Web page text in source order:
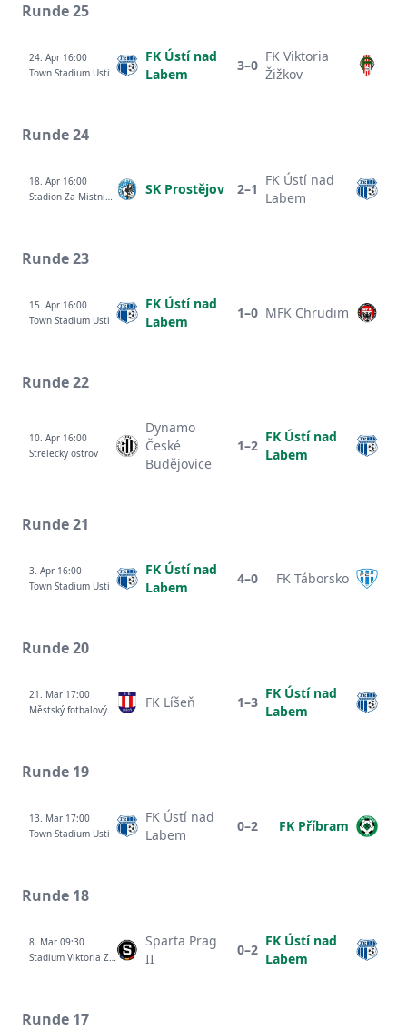
Runde 25
24. Apr 16:00
Town Stadium Usti
FK Ústí nad
Labem
3–0
FK Viktoria
Žižkov
Runde 24
18. Apr 16:00
Stadion Za Mistnim nadrazim
SK Prostějov 2–1
FK Ústí nad
Labem
Runde 23
15. Apr 16:00
Town Stadium Usti
FK Ústí nad
Labem
1–0 MFK Chrudim
Runde 22
10. Apr 16:00
Strelecky ostrov
Dynamo
České
Budějovice
1–2
FK Ústí nad
Labem
Runde 21
3. Apr 16:00
Town Stadium Usti
FK Ústí nad
Labem
4–0 FK Táborsko
Runde 20
21. Mar 17:00
Městský fotbalový stadion Srbská
FK Líšeň 1–3
FK Ústí nad
Labem
Runde 19
13. Mar 17:00
Town Stadium Usti
FK Ústí nad
Labem
0–2 FK Příbram
Runde 18
8. Mar 09:30
Stadium Viktoria Zizkov
Sparta Prag
II
0–2
FK Ústí nad
Labem
Runde 17